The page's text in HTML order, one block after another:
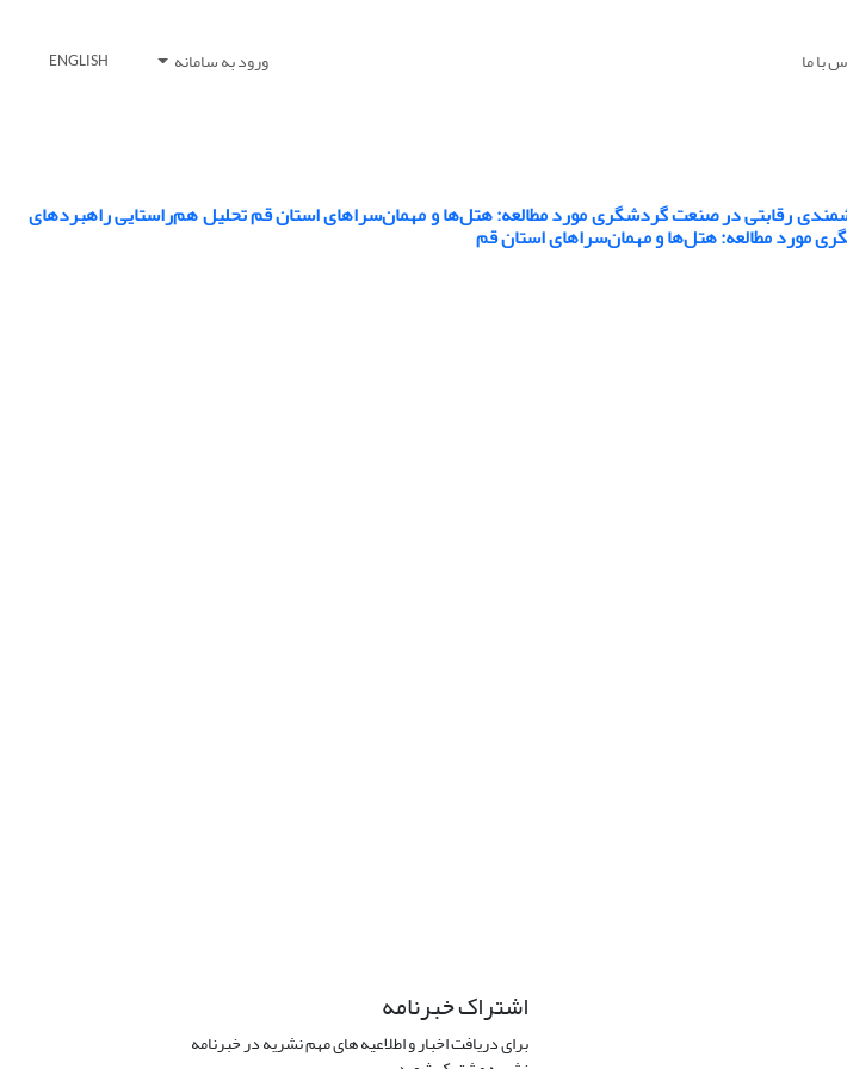
با ما ورود به سامانه ENGLISH
رقابتی در صنعت گردشگری مورد مطالعه: هتل‌ها و مهمان‌سراهای استان قم تحلیل هم‌راستایی راهبرد‌های
مورد مطالعه: هتل‌ها و مهمان‌سراهای استان قم
اشتراک خبرنامه
برای دریافت اخبار و اطلاعیه های مهم نشریه در خبرنامه